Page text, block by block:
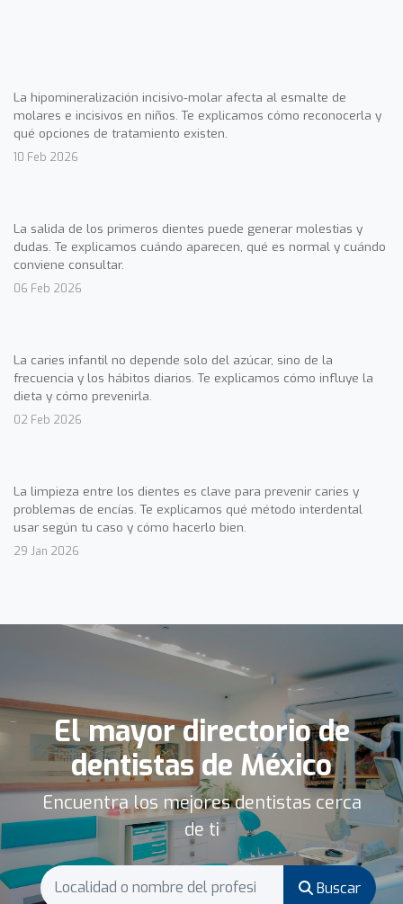
La hipomineralización incisivo-molar afecta al esmalte de
molares e incisivos en niños. Te explicamos cómo reconocerla y
qué opciones de tratamiento existen.
10 Feb 2026
La salida de los primeros dientes puede generar molestias y
dudas. Te explicamos cuándo aparecen, qué es normal y cuándo
conviene consultar.
06 Feb 2026
La caries infantil no depende solo del azúcar, sino de la
frecuencia y los hábitos diarios. Te explicamos cómo influye la
dieta y cómo prevenirla.
02 Feb 2026
La limpieza entre los dientes es clave para prevenir caries y
problemas de encías. Te explicamos qué método interdental
usar según tu caso y cómo hacerlo bien.
29 Jan 2026
El mayor directorio de
dentistas de México
Encuentra los mejores dentistas cerca
de ti
Buscar